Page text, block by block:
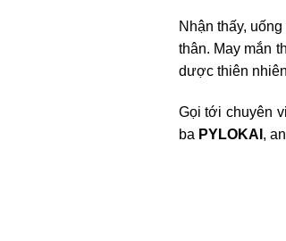
Nhận thấy,
thân. May mắn
dược thiên
Gọi tới chuyên
ba PYLOKAI ,